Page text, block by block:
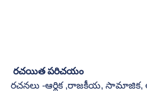
రచయిత పరిచయం
రచనలు -ఆర్థిక ,రాజకీయ, సామాజిక,